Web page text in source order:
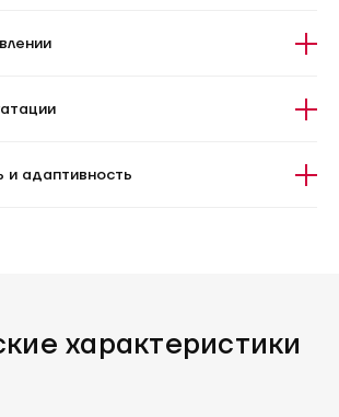
и адаптивность
характеристики